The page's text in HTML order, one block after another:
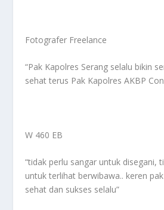
Fotografer Freelance
“Pak Kapolres Serang selalu bikin
sehat terus Pak Kapolres AKBP
W 460 EB
“tidak perlu sangar untuk disegani,
untuk terlihat berwibawa.. keren
sehat dan sukses selalu”